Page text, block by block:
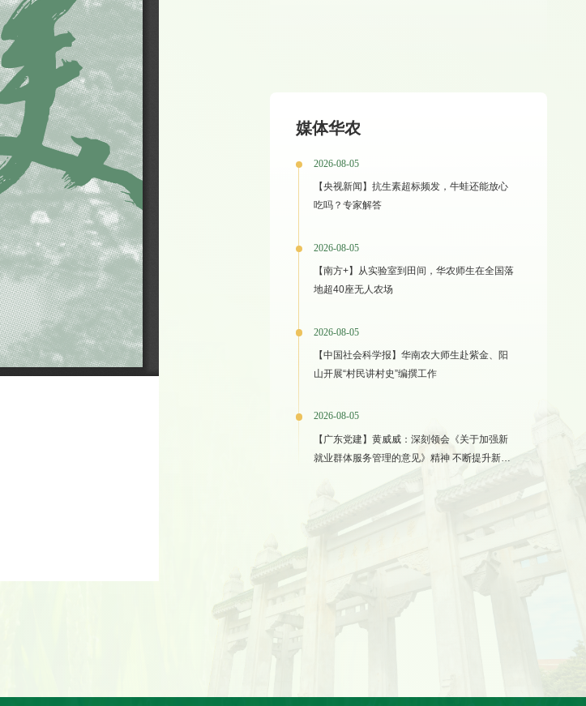
媒体华农
2026-08-05
【央视新闻】抗生素超标频发，牛蛙还能放心
吃吗？专家解答
2026-08-05
【南方+】从实验室到田间，华农师生在全国落
地超40座无人农场
2026-08-05
【中国社会科学报】华南农大师生赴紫金、阳
山开展“村民讲村史”编撰工作
2026-08-05
【广东党建】黄威威：深刻领会《关于加强新
就业群体服务管理的意见》精神 不断提升新就